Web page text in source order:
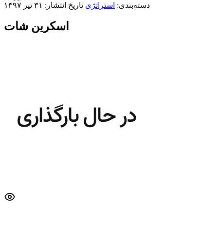
دسته‌بندی: استراتژی تاریخ انتشار: ۳۱ تیر ۱۳۹۷
اسکرین شات